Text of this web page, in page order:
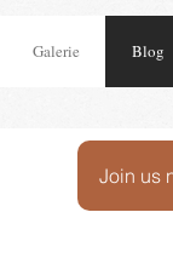
Galerie Blog
Join us